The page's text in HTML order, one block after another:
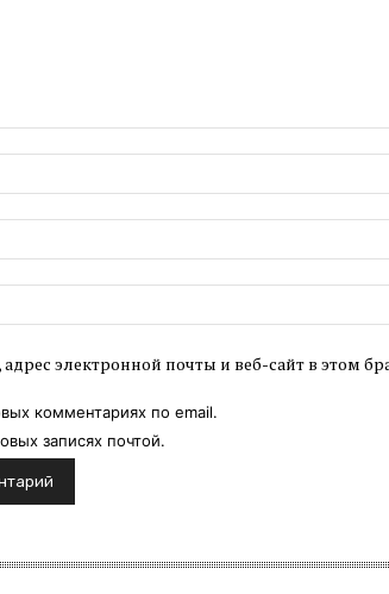
электронной почты и веб-сайт в этом
комментариях по email.
записях почтой.